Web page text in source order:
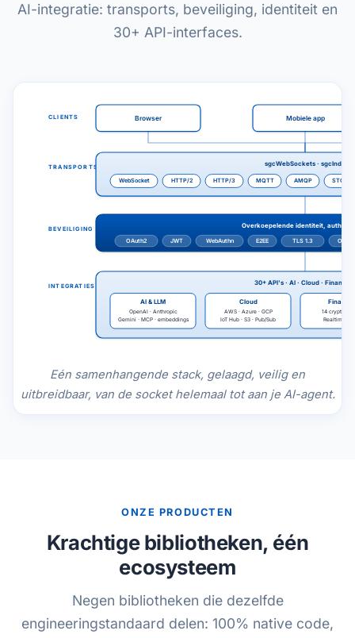
AI-integratie: transports, beveiliging, identiteit en
30+ API-interfaces.
CLIENTS Browser Mobiele app
TRANSPORTS sgcWebSockets · sgcIndy
WebSocket HTTP/2 HTTP/3 MQTT AMQP STOMP
BEVEILIGING Overkoepelende identiteit, auth &
OAuth2 JWT WebAuthn E2EE TLS 1.3
INTEGRATIES 30+ API's · AI · Cloud ·
AI & LLM
OpenAI · Anthropic
Gemini · MCP · embeddings
Cloud
AWS · Azure · GCP
IoT Hub · S3 · Pub/Sub
14
Realtime
Eén samenhangende stack, gelaagd, veilig en
uitbreidbaar, van de socket helemaal tot aan je AI-agent.
ONZE PRODUCTEN
Krachtige bibliotheken, één
ecosysteem
Negen bibliotheken die dezelfde
engineeringstandaard delen: 100% native code,